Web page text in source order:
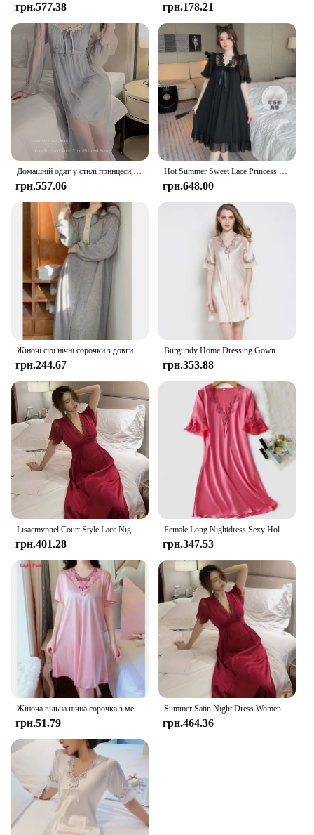
грн.577.38 грн.178.21
Домашній одяг у стилі принцеси, сітчаста мереживна нічна сорочка в стилі печворк, жіноча вільна білизна для сну, літо, весна, новий одяг для сну, розкішна нічна сорочка
грн.557.06
Hot Summer Sweet Lace Princess Short Sleeve Cotton Nightgowns for Women Korean Cute Sleepwear Night Dress Nightdress Home Nighty
грн.648.00
Жіночі сірі нічні сорочки з довгим рукавом, повсякденна весна-осінь, вільна нічна сорочка на всю довжину, елегантний жіночий одяг для сну, модний одяг для відпочинку
грн.244.67
Burgundy Home Dressing Gown Elegant Female Long Nightgown Retro Sleepwear Summer Loose Satin Lounge Wear Court Style Nightdress
грн.353.88
Lisacmvpnel Court Style Lace Nightdress Women's Long Out Ladies Nightwear With Removable Breast Pad Short Sleeved Sleepwear
грн.401.28
Female Long Nightdress Sexy Hollow Lace Sleepwear Home Dress Palace Style Princess Nightgown Nightwear Casual Satin Loungewear
грн.347.53
Жіноча вільна нічна сорочка з мереживними швами, літня модна елегантна нічна сорочка з коротким рукавом
грн.51.79
Summer Satin Night Dress Women Sleepwear With Bras Long Lace Nightgown Short Sleeve Sleepdress Loose Intimate Lingerie Nightwear
грн.464.36